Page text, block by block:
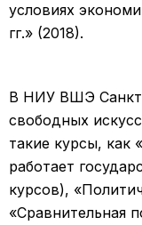
условиях
гг.» (2018).
В НИУ ВШЭ Санкт-
свободных
такие курсы, как
работает
курсов),
«Сравнительная